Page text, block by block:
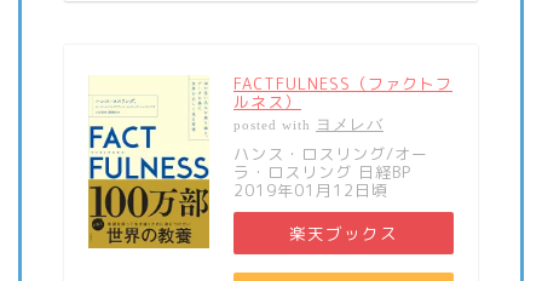
FACTFULNESS（ファクトフ
ルネス）
posted with ヨメレバ
ハンス・ロスリング/オー
ラ・ロスリング 日経BP
2019年01月12日頃
楽天ブックス